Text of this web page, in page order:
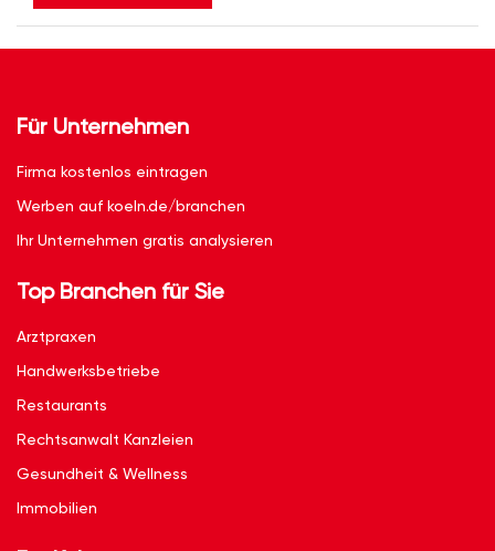
Für Unternehmen
Firma kostenlos eintragen
Werben auf koeln.de/branchen
Ihr Unternehmen gratis analysieren
Top Branchen für Sie
Arztpraxen
Handwerksbetriebe
Restaurants
Rechtsanwalt Kanzleien
Gesundheit & Wellness
Immobilien